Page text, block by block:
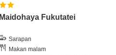
Maidohaya Fukutatei
Sarapan
Makan malam